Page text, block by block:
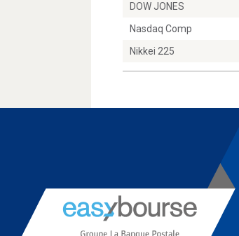
DOW JONES
Nasdaq Comp
Nikkei 225